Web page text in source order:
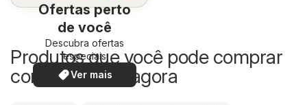
Ofertas perto
de você
Descubra ofertas
especiais
Ver mais
Produtos que você pode comprar
com desconto agora